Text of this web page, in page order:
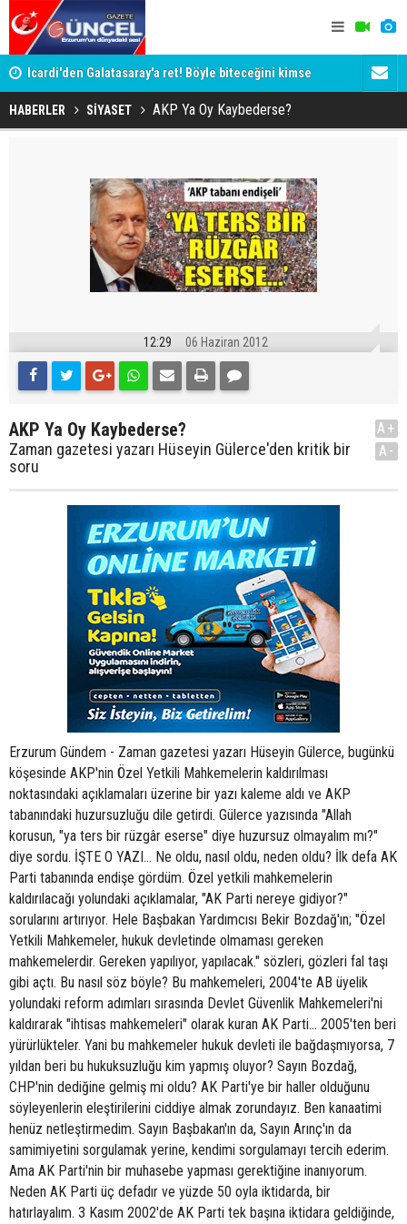
Icardi'den Galatasaray'a ret! Böyle biteceğini kimse
tahmin edemezdi
Siyaset-
HABERLER SİYASET AKP Ya Oy Kaybederse?
12:29 06 Haziran 2012
AKP Ya Oy Kaybederse?
Zaman gazetesi yazarı Hüseyin Gülerce'den kritik bir
soru
A+
A-
Erzurum Gündem - Zaman gazetesi yazarı Hüseyin Gülerce, bugünkü
köşesinde AKP'nin Özel Yetkili Mahkemelerin kaldırılması
noktasındaki açıklamaları üzerine bir yazı kaleme aldı ve AKP
tabanındaki huzursuzluğu dile getirdi. Gülerce yazısında "Allah
korusun, "ya ters bir rüzgâr eserse" diye huzursuz olmayalım mı?"
diye sordu. İŞTE O YAZI... Ne oldu, nasıl oldu, neden oldu? İlk defa AK
Parti tabanında endişe gördüm. Özel yetkili mahkemelerin
kaldırılacağı yolundaki açıklamalar, "AK Parti nereye gidiyor?"
sorularını artırıyor. Hele Başbakan Yardımcısı Bekir Bozdağ'ın; "Özel
Yetkili Mahkemeler, hukuk devletinde olmaması gereken
mahkemelerdir. Gereken yapılıyor, yapılacak." sözleri, gözleri fal taşı
gibi açtı. Bu nasıl söz böyle? Bu mahkemeleri, 2004'te AB üyelik
yolundaki reform adımları sırasında Devlet Güvenlik Mahkemeleri'ni
kaldırarak "ihtisas mahkemeleri" olarak kuran AK Parti... 2005'ten beri
yürürlükteler. Yani bu mahkemeler hukuk devleti ile bağdaşmıyorsa, 7
yıldan beri bu hukuksuzluğu kim yapmış oluyor? Sayın Bozdağ,
CHP'nin dediğine gelmiş mi oldu? AK Parti'ye bir haller olduğunu
söyleyenlerin eleştirilerini ciddiye almak zorundayız. Ben kanaatimi
henüz netleştirmedim. Sayın Başbakan'ın da, Sayın Arınç'ın da
samimiyetini sorgulamak yerine, kendimi sorgulamayı tercih ederim.
Ama AK Parti'nin bir muhasebe yapması gerektiğine inanıyorum.
Neden AK Parti üç defadır ve yüzde 50 oyla iktidarda, bir
hatırlayalım. 3 Kasım 2002'de AK Parti tek başına iktidara geldiğinde,